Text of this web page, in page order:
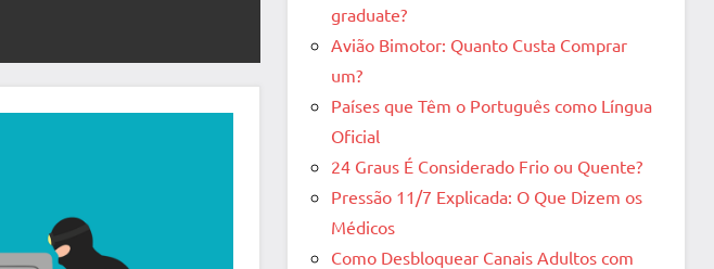
graduate?
Avião Bimotor: Quanto Custa Comprar
um?
Países que Têm o Português como Língua
Oficial
24 Graus É Considerado Frio ou Quente?
Pressão 11/7 Explicada: O Que Dizem os
Médicos
Como Desbloquear Canais Adultos com